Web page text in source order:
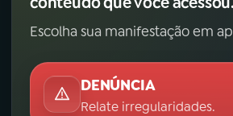
Escolha sua manifestação em
DENÚNCIA
Relate irregularidades.